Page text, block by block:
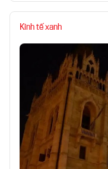
Kinh tế xanh